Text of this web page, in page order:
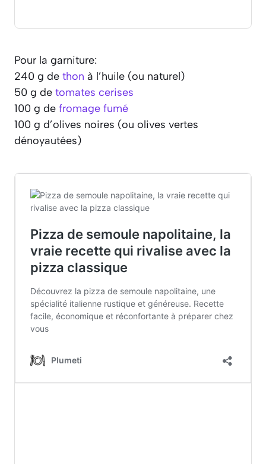
Pour la garniture:
240 g de thon à l’huile (ou naturel)
50 g de tomates cerises
100 g de fromage fumé
100 g d’olives noires (ou olives vertes
dénoyautées)